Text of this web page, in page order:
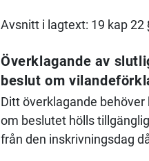
Avsnitt i lagtext: 19 kap 22
Överklagande av
beslut om
Ditt överklagande
om beslutet hölls
från den inskrivningsdag